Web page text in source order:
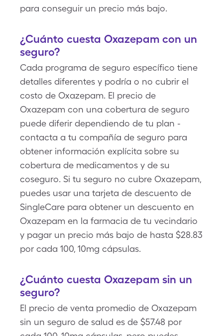
para conseguir un precio más bajo.
¿Cuánto cuesta Oxazepam con un
seguro?
Cada programa de seguro específico tiene
detalles diferentes y podría o no cubrir el
costo de Oxazepam. El precio de
Oxazepam con una cobertura de seguro
puede diferir dependiendo de tu plan -
contacta a tu compañía de seguro para
obtener información explícita sobre su
cobertura de medicamentos y de su
coseguro. Si tu seguro no cubre Oxazepam,
puedes usar una tarjeta de descuento de
SingleCare para obtener un descuento en
Oxazepam en la farmacia de tu vecindario
y pagar un precio más bajo de hasta $28.83
por cada 100, 10mg cápsulas.
¿Cuánto cuesta Oxazepam sin un
seguro?
El precio de venta promedio de Oxazepam
sin un seguro de salud es de $57.48 por